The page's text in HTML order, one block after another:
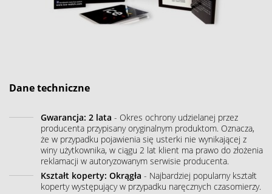
Dane techniczne
Gwarancja: 2 lata - Okres ochrony udzielanej przez
producenta przypisany oryginalnym produktom. Oznacza,
że w przypadku pojawienia się usterki nie wynikającej z
winy użytkownika, w ciągu 2 lat klient ma prawo do złożenia
reklamacji w autoryzowanym serwisie producenta.
Kształt koperty: Okrągła - Najbardziej popularny kształt
koperty występujący w przypadku naręcznych czasomierzy.